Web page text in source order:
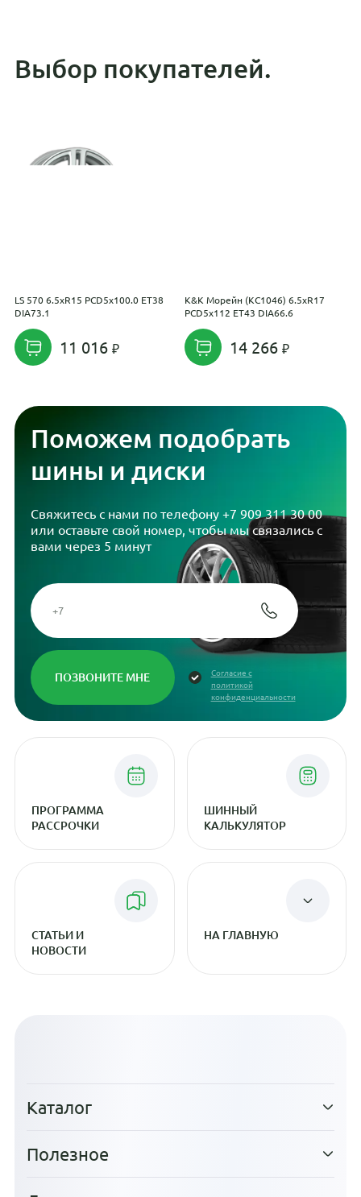
Выбор покупателей.
LS 570 6.5xR15 PCD5x100.0 ET38
DIA73.1
11 016
K&K Морейн (КС1046) 6.5xR17
PCD5x112 ET43 DIA66.6
14 266
Поможем подобрать
шины и диски
Свяжитесь с нами по телефону +7 909 311 30 00
или оставьте свой номер, чтобы мы связались с
вами через 5 минут
Согласие с
политикой
конфиденциальности
ПРОГРАММА
РАССРОЧКИ
ШИННЫЙ
КАЛЬКУЛЯТОР
СТАТЬИ И
НОВОСТИ
НА ГЛАВНУЮ
Каталог
Полезное